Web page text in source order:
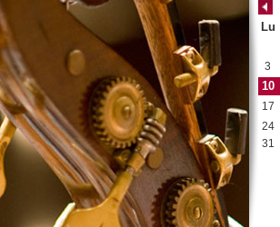
00:00
Lu
3
10
17
24
31